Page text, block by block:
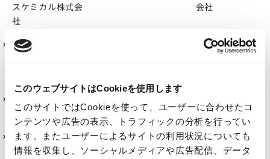
このウェブサイトはCookieを使用します
このサイトではCookieを使って、ユーザーに合わせたコ
ンテンツや広告の表示、トラフィックの分析を行ってい
ます。またユーザーによるサイトの利用状況についても
情報を収集し、ソーシャルメディアや広告配信、データ
スケミカル株式会
社
会社
大阪有機化学工業
株式会社キャタラ
ー
キャボットジャパ
ン株式会社
京セラ株式会社 株式会社クラレ